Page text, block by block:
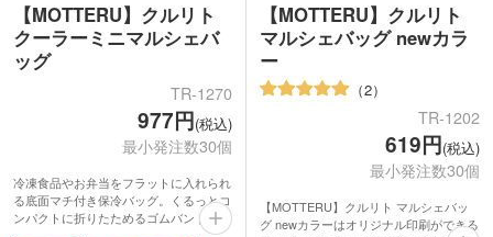
【MOTTERU】クルリト
クーラーミニマルシェバ
ッグ
TR-1270
977円(税込)
最小発注数30個
冷凍食品やお弁当をフラットに入れられ
る底面マチ付き保冷バッグ。くるっとコ
ンパクトに折りたためるゴムバンド付
【MOTTERU】クルリト
マルシェバッグ newカラ
ー
2
TR-1202
619円(税込)
最小発注数30個
【MOTTERU】クルリト マルシェバッ
グ newカラーはオリジナル印刷ができる